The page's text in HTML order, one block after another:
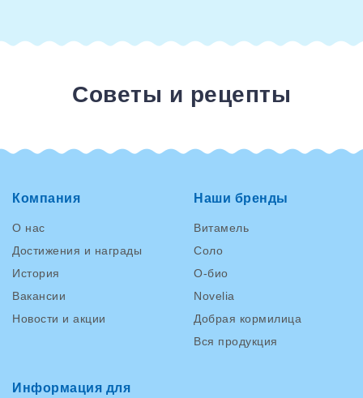
Советы и рецепты
Компания
О нас
Достижения и награды
История
Вакансии
Новости и акции
Наши бренды
Витамель
Соло
О-био
Novelia
Добрая кормилица
Вся продукция
Информация для